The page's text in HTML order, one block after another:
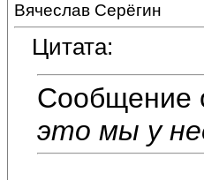
Вячеслав Серёгин
Цитата:
Сообщение
это мы у